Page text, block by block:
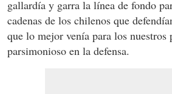
gallardía y garra la línea de fondo
cadenas de los chilenos que
que lo mejor venía para los nuestros
parsimonioso en la defensa.